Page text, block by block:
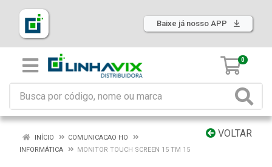
Baixe já nosso APP
0
VOLTAR
INÍCIO
COMUNICACAO HO
INFORMÁTICA
MONITOR TOUCH SCREEN 15 TM 15